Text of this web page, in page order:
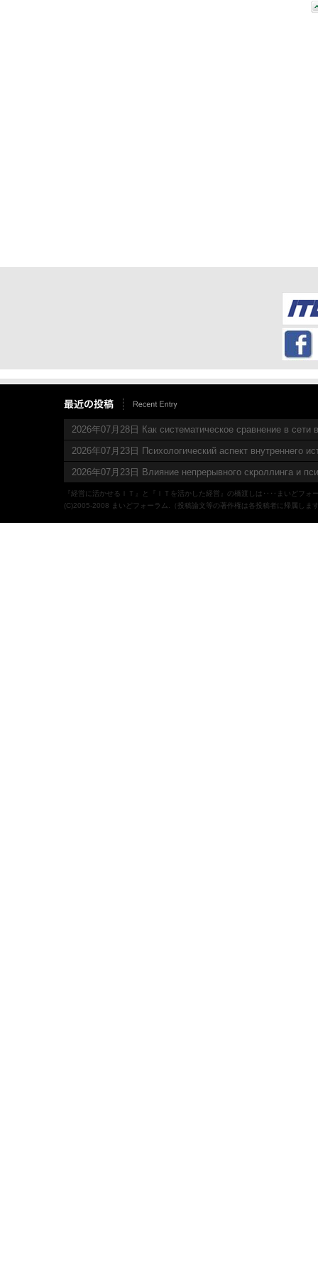
2026年07月28日 Как систематическое сравнение в сети
2026年07月23日 Психологический аспект внутреннего
2026年07月23日 Влияние непрерывного скроллинга и
『経営に活かせるＩＴ』と『ＩＴを活かした経営』の橋渡しは‥‥まいどフォ
(C)2005-2008 まいどフォーラム.（投稿論文等の著作権は各投稿者に帰属しま